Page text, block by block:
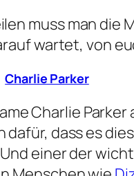
muss man die
wartet, von
Charlie Parker
Charlie Parker
dass es
einer der